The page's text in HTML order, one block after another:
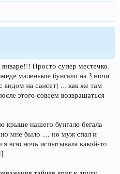
Просто супер местечко.
маленькое бунгало на 3 ночи
видом на сансет) ... как же там
этого совсем возвращаться
крыше нашего бунгало бегала
мне было ..., но муж спал и
я всю ночь испытывала какой-то